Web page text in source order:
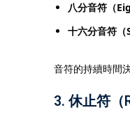
八分音符（
十六分音符
音符的持續時間
3.休止符（